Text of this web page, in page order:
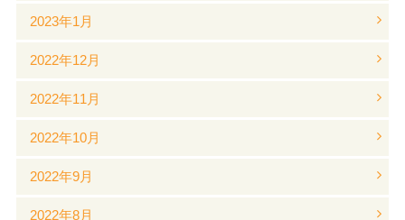
2023年1月
2022年12月
2022年11月
2022年10月
2022年9月
2022年8月